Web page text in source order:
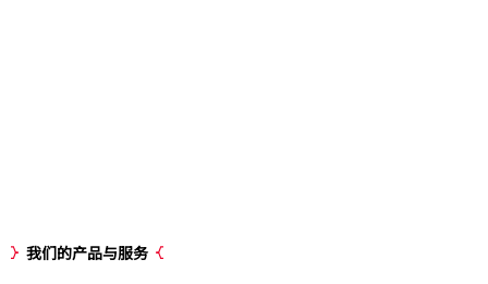
我们的产品与服务